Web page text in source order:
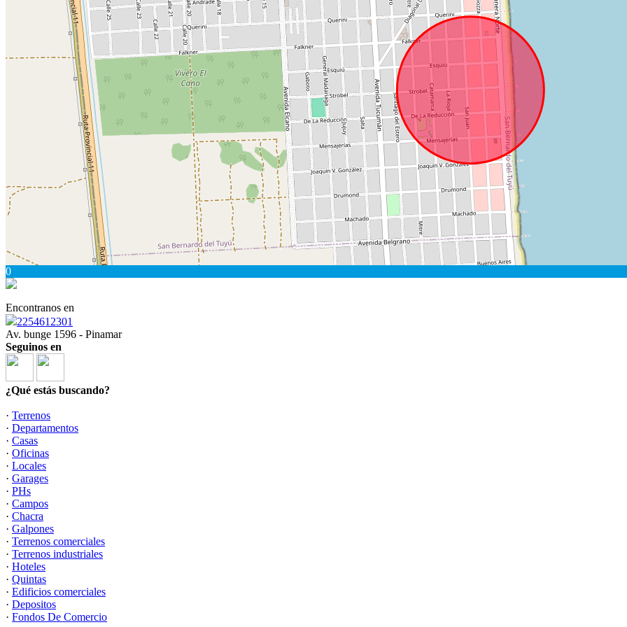
0
Encontranos en
2254612301
Av. bunge 1596 - Pinamar
Seguinos en
¿Qué estás buscando?
· Terrenos
· Departamentos
· Casas
· Oficinas
· Locales
· Garages
· PHs
· Campos
· Chacra
· Galpones
· Terrenos comerciales
· Terrenos industriales
· Hoteles
· Quintas
· Edificios comerciales
· Depositos
· Fondos De Comercio